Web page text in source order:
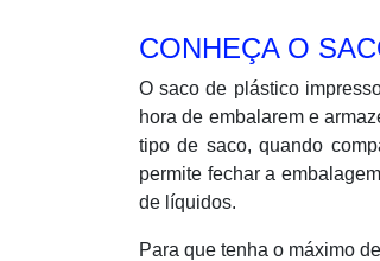
CONHEÇA O
O saco de plástico
hora de embalarem e
tipo de saco, quando
permite fechar a
de líquidos.
Para que tenha o máximo